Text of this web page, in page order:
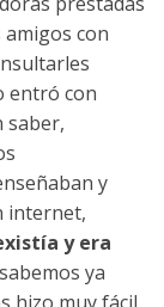
con
entró con
saber,
y
internet,
y era
ya